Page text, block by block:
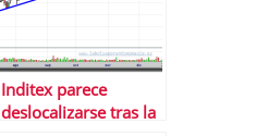
Inditex parece
deslocalizarse tras la